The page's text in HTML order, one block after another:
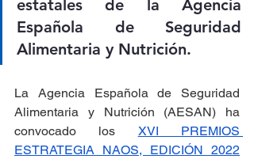
estatales de la Agencia
Española de Seguridad
Alimentaria y Nutrición.
La Agencia Española de Seguridad
Alimentaria y Nutrición (AESAN) ha
convocado los XVI PREMIOS
ESTRATEGIA NAOS, EDICIÓN 2022